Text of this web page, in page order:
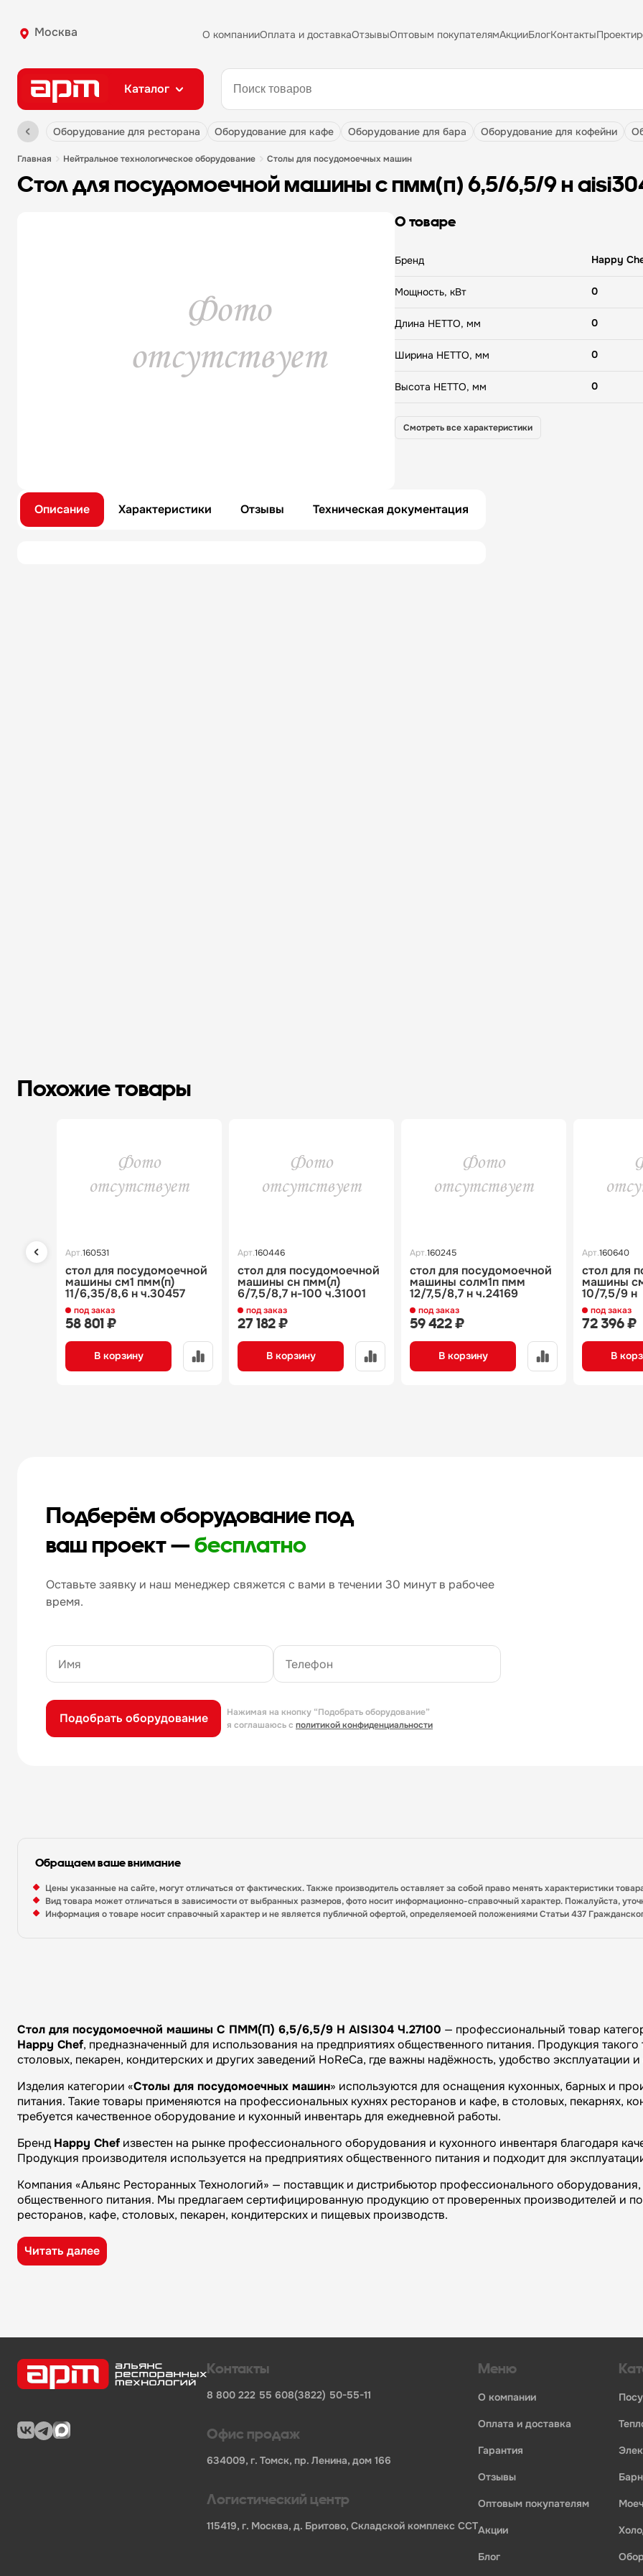
Москва О компанииОплата и доставкаОтзывыОптовым покупателямАкцииБлогКонтакты
Каталог
оборудование для ресторана оборудование для кафе оборудование для бара оборудование для кофейни
главная нейтральное технологическое оборудование столы для посудомоечных машин
стол для посудомоечной машины с пмм(п) 6,5/6,5/9 н
О товаре
Бренд Happy
Мощность, кВт 0
Длина НЕТТО, мм 0
Ширина НЕТТО, мм 0
Высота НЕТТО, мм 0
Высота БРУТТО, мм
Смотреть все характеристики
Описание Характеристики Отзывы Техническая документация
Похожие товары
Арт.160531
стол для посудомоечной
машины см1 пмм(п)
11/6,35/8,6 н ч.30457
под заказ
58 801 ₽
В корзину
Арт.160446
стол для посудомоечной
машины сн пмм(л)
6/7,5/8,7 н-100 ч.31001
под заказ
27 182 ₽
В корзину
Арт.160245
стол для посудомоечной
машины солм1п пмм
12/7,5/8,7 н ч.24169
под заказ
59 422 ₽
В корзину
Арт.160640
стол для
машины
10/7,5/9 н
под заказ
72 396 ₽
В
Подберём оборудование под
ваш проект —бесплатно
Оставьте заявку и наш менеджер свяжется с вами в течении 30 минут в рабочее
время.
Подобрать оборудование
Нажимая на кнопку “Подобрать оборудование”
я соглашаюсь с политикой конфиденциальности
Обращаем ваше внимание
Цены указанные на сайте, могут отличаться от фактических. Также производитель оставляет за собой право менять характеристики
Вид товара может отличаться в зависимости от выбранных размеров, фото носит информационно-справочный характер. Пожалуйста,
Информация о товаре носит справочный характер и не является публичной офертой, определяемоей положениями Статьи 437
Стол для посудомоечной машины С ПММ(П) 6,5/6,5/9 Н AISI304 Ч.27100 — профессиональный товар
Happy Chef, предназначенный для использования на предприятиях общественного питания. Продукция
столовых, пекарен, кондитерских и других заведений HoReCa, где важны надёжность, удобство
Изделия категории «Столы для посудомоечных машин» используются для оснащения кухонных, барных и
питания. Такие товары применяются на профессиональных кухнях ресторанов и кафе, в столовых, пекарнях,
требуется качественное оборудование и кухонный инвентарь для ежедневной работы.
БрендHappy Chef известен на рынке профессионального оборудования и кухонного инвентаря благодаря
Продукция производителя используется на предприятиях общественного питания и подходит для
Компания «Альянс Ресторанных Технологий» — поставщик и дистрибьютор профессионального
общественного питания. Мы предлагаем сертифицированную продукцию от проверенных производителей и
ресторанов, кафе, столовых, пекарен, кондитерских и пищевых производств.
Преимущества компании «Альянс Ресторанных Технологий»:
широкий ассортимент оборудования, кухонного инвентаря и посуды для HoReCa
Бренд - Happy Chef
Ширина НЕТТО, мм
Высота НЕТТО, мм
В нашем каталоге также представлены другие категории профессионального оборудования для оснащения
Читать далее
Контакты
8 800 222 55 608(3822) 50-55-11
Офис продаж
634009, г. Томск, пр. Ленина, дом 166
Логистический центр
115419, г. Москва, д. Бритово, Складской комплекс ССТ
Меню
о компании
оплата и доставка
гарантия
отзывы
оптовым покупателям
акции
блог